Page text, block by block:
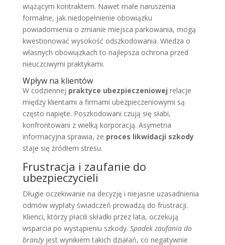
wiążącym kontraktem. Nawet małe naruszenia
formalne, jak niedopełnienie obowiązku
powiadomienia o zmianie miejsca parkowania, mogą
kwestionować wysokość odszkodowania. Wiedza o
własnych obowiązkach to najlepsza ochrona przed
nieuczciwymi praktykami.
Wpływ na klientów
W codziennej praktyce ubezpieczeniowej relacje
między klientami a firmami ubezpieczeniowymi są
często napięte. Poszkodowani czują się słabi,
konfrontowani z wielką korporacją. Asymetria
informacyjna sprawia, że proces likwidacji szkody
staje się źródłem stresu.
Frustracja i zaufanie do
ubezpieczycieli
Długie oczekiwanie na decyzję i niejasne uzasadnienia
odmów wypłaty świadczeń prowadzą do frustracji.
Klienci, którzy płacili składki przez lata, oczekują
wsparcia po wystąpieniu szkody. Spadek zaufania do
branżyjest wynikiem takich działań, co negatywnie